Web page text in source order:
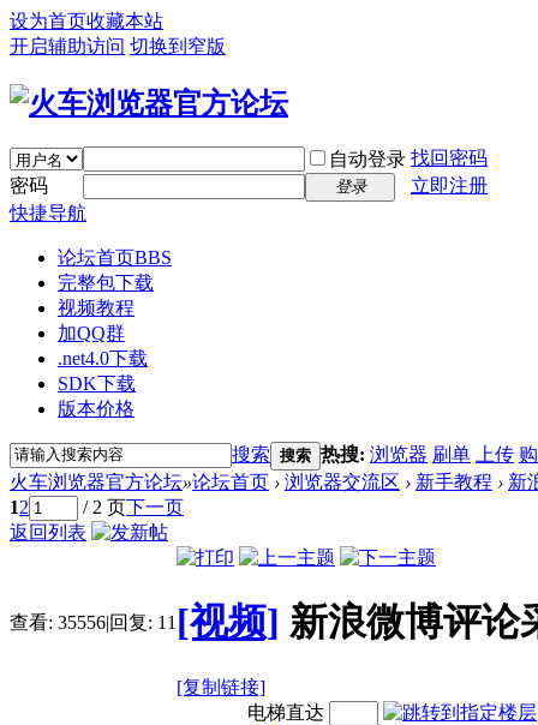
设为首页收藏本站
开启辅助访问 切换到窄版
自动登录 找回密码
密码
登录
立即注册
快捷导航
论坛首页BBS
完整包下载
视频教程
加QQ群
.net4.0下载
SDK下载
版本价格
搜索 搜索 热搜: 浏览器 刷单 上传
火车浏览器官方论坛»论坛首页 › 浏览器交流区 › 新手教程 › 新
12 / 2 页下一页
返回列表
查看: 35556|回复: 11 [视频] 新浪微博评论
[复制链接]
电梯直达